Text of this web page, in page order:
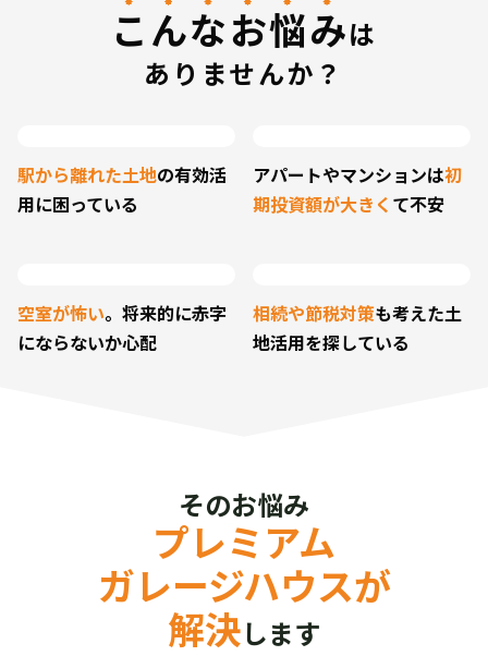
こんなお悩みは
ありませんか？
駅から離れた土地の有効活
用に困っている
アパートやマンションは初
期投資額が大きく て不安
空室が怖い。将来的に赤字
にならないか心配
相続や節税対策も考えた土
地活用を探している
そのお悩み
プレミアム
ガレージハウスが
解決します